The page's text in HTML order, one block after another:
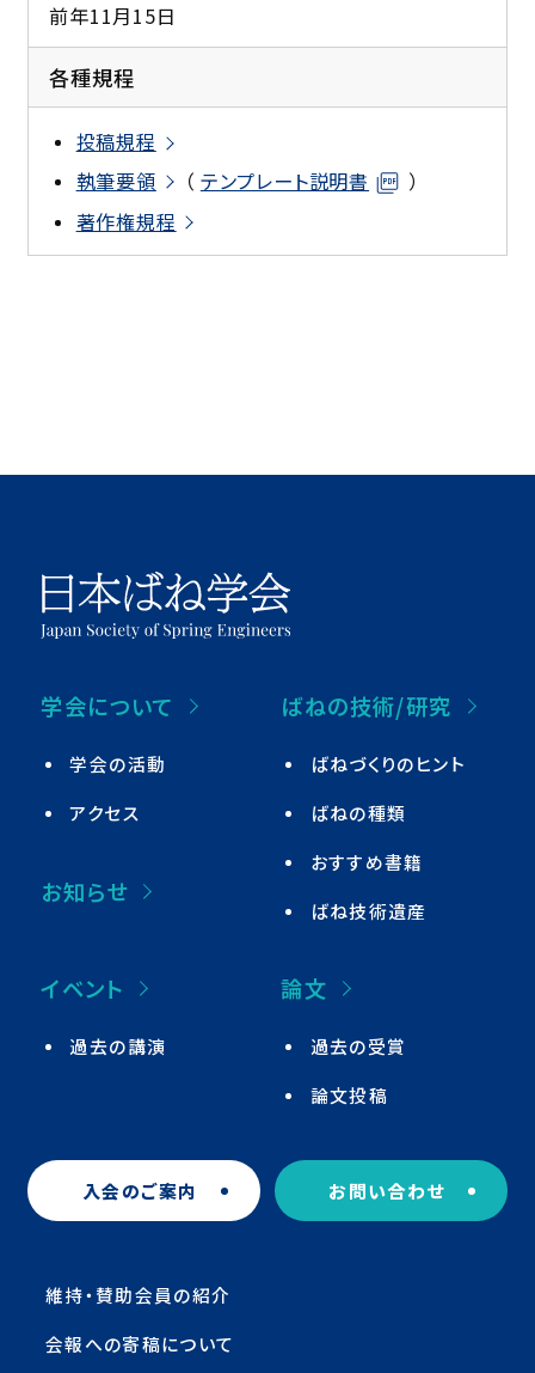
前年11月15日
各種規程
投稿規程
執筆要領
（ テンプレート説明書
）
著作権規程
学会について
学会の活動
アクセス
お知らせ
ばねの技術/研究
ばねづくりのヒント
ばねの種類
おすすめ書籍
ばね技術遺産
イベント
過去の講演
論文
過去の受賞
論文投稿
入会のご案内 お問い合わせ
維持・賛助会員の紹介
会報への寄稿について